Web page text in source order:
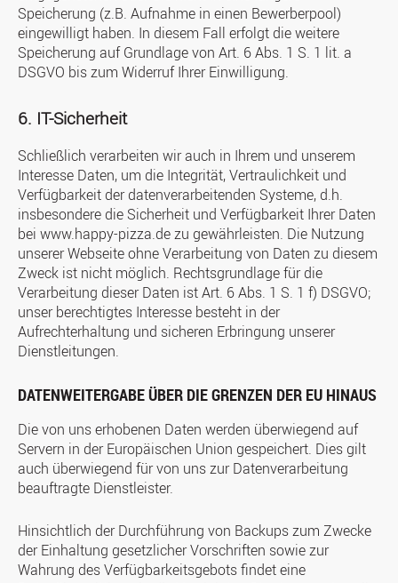
Speicherung (z.B. Aufnahme in einen Bewerberpool)
eingewilligt haben. In diesem Fall erfolgt die weitere
Speicherung auf Grundlage von Art. 6 Abs. 1 S. 1 lit. a
DSGVO bis zum Widerruf Ihrer Einwilligung.
6. IT-Sicherheit
Schließlich verarbeiten wir auch in Ihrem und unserem
Interesse Daten, um die Integrität, Vertraulichkeit und
Verfügbarkeit der datenverarbeitenden Systeme, d.h.
insbesondere die Sicherheit und Verfügbarkeit Ihrer Daten
bei www.happy-pizza.de zu gewährleisten. Die Nutzung
unserer Webseite ohne Verarbeitung von Daten zu diesem
Zweck ist nicht möglich. Rechtsgrundlage für die
Verarbeitung dieser Daten ist Art. 6 Abs. 1 S. 1 f) DSGVO;
unser berechtigtes Interesse besteht in der
Aufrechterhaltung und sicheren Erbringung unserer
Dienstleitungen.
DATENWEITERGABE ÜBER DIE GRENZEN DER EU HINAUS
Die von uns erhobenen Daten werden überwiegend auf
Servern in der Europäischen Union gespeichert. Dies gilt
auch überwiegend für von uns zur Datenverarbeitung
beauftragte Dienstleister.
Hinsichtlich der Durchführung von Backups zum Zwecke
der Einhaltung gesetzlicher Vorschriften sowie zur
Wahrung des Verfügbarkeitsgebots findet eine